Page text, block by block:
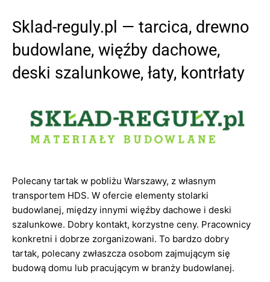
Sklad-reguly.pl — tarcica, drewno
budowlane, więźby dachowe,
deski szalunkowe, łaty, kontrłaty
Polecany tartak w pobliżu Warszawy, z własnym
transportem HDS. W ofercie elementy stolarki
budowlanej, między innymi więźby dachowe i deski
szalunkowe. Dobry kontakt, korzystne ceny. Pracownicy
konkretni i dobrze zorganizowani. To bardzo dobry
tartak, polecany zwłaszcza osobom zajmującym się
budową domu lub pracującym w branży budowlanej.